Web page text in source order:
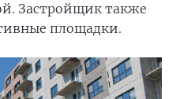
Застройщик также
площадки.